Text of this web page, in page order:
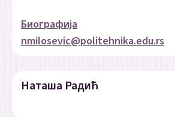
Биографија
nmilosevic@politehnika.edu.rs
Наташа Радић